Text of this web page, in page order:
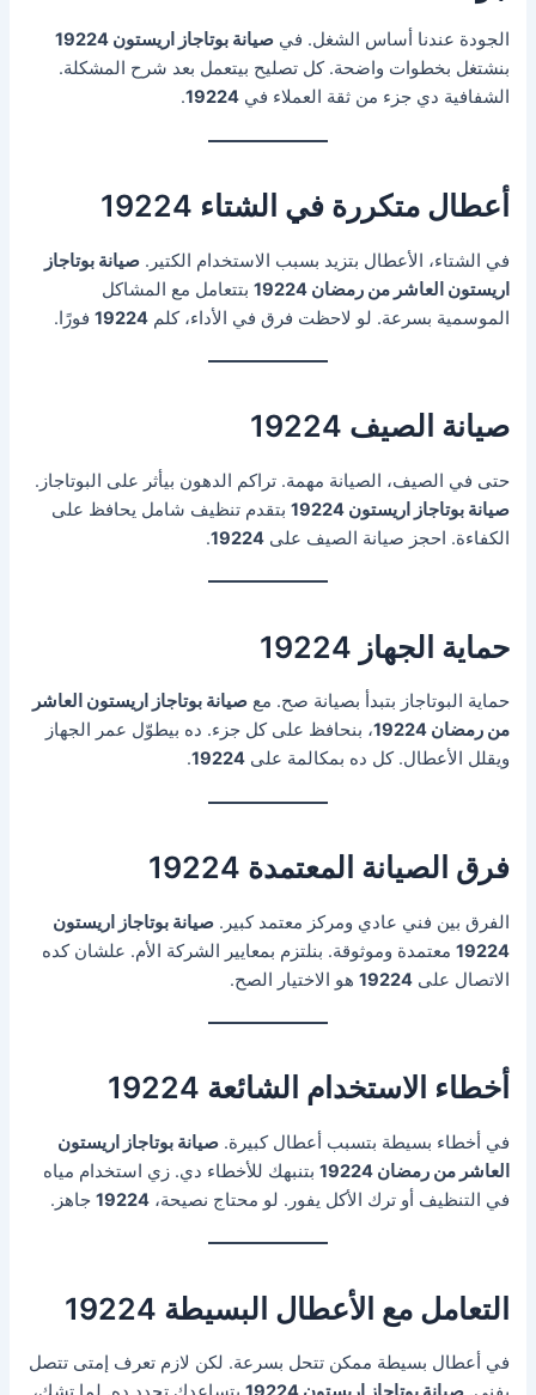
الجودة عندنا أساس الشغل. فيصيانة بوتاجاز اريستون 19224
بنشتغل بخطوات واضحة. كل تصليح بيتعمل بعد شرح المشكلة.
الشفافية دي جزء من ثقة العملاء في19224
.
أعطال متكررة في الشتاء 19224
في الشتاء، الأعطال بتزيد بسبب الاستخدام الكتير.صيانة بوتاجاز
اريستون العاشر من رمضان 19224
بتتعامل مع المشاكل
الموسمية بسرعة. لو لاحظت فرق في الأداء، كلم19224 فورًا.
صيانة الصيف 19224
حتى في الصيف، الصيانة مهمة. تراكم الدهون بيأثر على البوتاجاز.
صيانة بوتاجاز اريستون 19224
بتقدم تنظيف شامل يحافظ على
الكفاءة. احجز صيانة الصيف على19224
.
حماية الجهاز 19224
حماية البوتاجاز بتبدأ بصيانة صح. معصيانة بوتاجاز اريستون العاشر
من رمضان 19224
، بنحافظ على كل جزء. ده بيطوّل عمر الجهاز
ويقلل الأعطال. كل ده بمكالمة على19224
.
فرق الصيانة المعتمدة 19224
الفرق بين فني عادي ومركز معتمد كبير.صيانة بوتاجاز اريستون
19224 معتمدة وموثوقة. بنلتزم بمعايير الشركة الأم. علشان كده
الاتصال على19224 هو الاختيار الصح.
أخطاء الاستخدام الشائعة 19224
في أخطاء بسيطة بتسبب أعطال كبيرة.صيانة بوتاجاز اريستون
العاشر من رمضان 19224
بتنبهك للأخطاء دي. زي استخدام مياه
في التنظيف أو ترك الأكل يفور. لو محتاج نصيحة،19224 جاهز.
التعامل مع الأعطال البسيطة 19224
في أعطال بسيطة ممكن تتحل بسرعة. لكن لازم تعرف إمتى تتصل